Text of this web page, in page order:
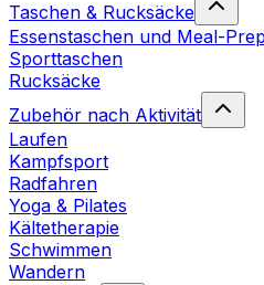
Taschen & Rucksäcke
Essenstaschen und Meal-
Sporttaschen
Rucksäcke
Zubehör nach Aktivität
Laufen
Kampfsport
Radfahren
Yoga & Pilates
Kältetherapie
Schwimmen
Wandern